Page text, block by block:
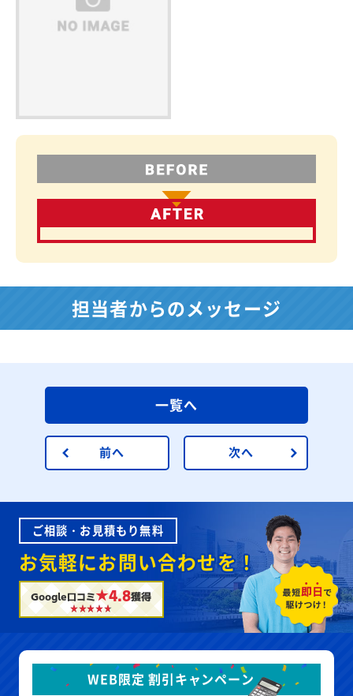
担当者からのメッセージ
前へ
一覧へ
次へ
ご相談・お見積もり無料
お気軽にお問い合わせを！
Google口コミ★4.8獲得
WEB限定 割引キャンペーン